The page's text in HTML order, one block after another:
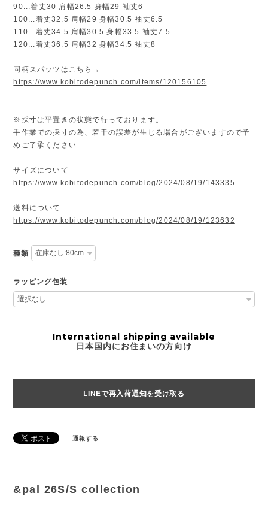
90...着丈30 肩幅26.5 身幅29 袖丈6
100...着丈32.5 肩幅29 身幅30.5 袖丈6.5
110...着丈34.5 肩幅30.5 身幅33.5 袖丈7.5
120...着丈36.5 肩幅32 身幅34.5 袖丈8
同柄スパッツはこちら→
https://www.kobitodepunch.com/items/120156105
※採寸は平置きの状態で行っております。
手作業での採寸の為、若干の誤差が生じる場合がございますので予
めご了承ください
サイズについて
https://www.kobitodepunch.com/blog/2024/08/19/143335
送料について
https://www.kobitodepunch.com/blog/2024/08/19/123632
種類
ラッピング包装
International shipping available
日本国内にお住まいの方向け
LINEで再入荷通知を受け取る
通報する
&pal 26S/S collection